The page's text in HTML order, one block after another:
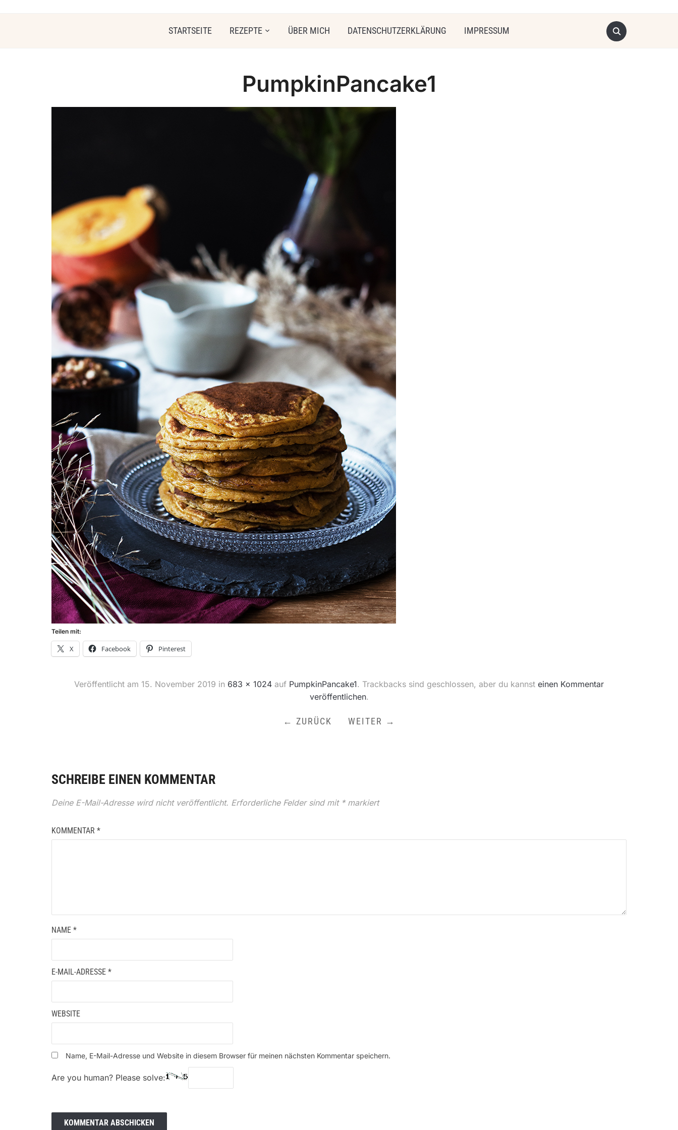
STARTSEITE REZEPTE ÜBER MICH DATENSCHUTZERKLÄRUNG IMPRESSUM
PumpkinPancake1
Teilen mit:
X Facebook Pinterest
Veröffentlicht am 15. November 2019 in 683 × 1024 auf PumpkinPancake1. Trackbacks sind geschlossen, aber du kannst einen Kommentar
veröffentlichen.
← ZURÜCK WEITER →
SCHREIBE EINEN KOMMENTAR
Deine E-Mail-Adresse wird nicht veröffentlicht. Erforderliche Felder sind mit *markiert
KOMMENTAR *
NAME *
E-MAIL-ADRESSE *
WEBSITE
Name, E-Mail-Adresse und Website in diesem Browser für meinen nächsten Kommentar speichern.
Are you human? Please solve: